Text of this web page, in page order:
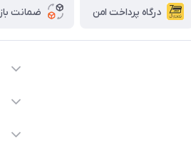
درگاه پرداخت امن ضمانت